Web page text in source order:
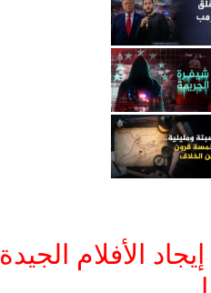
الأفلام الجيدة